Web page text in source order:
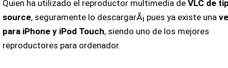
Quien ha utilizado el reproductor multimedia deVLC de
source, seguramente lo descargarÃ¡ pues ya existe una
para iPhone y iPod Touch, siendo uno de los mejores
reproductores para ordenador.